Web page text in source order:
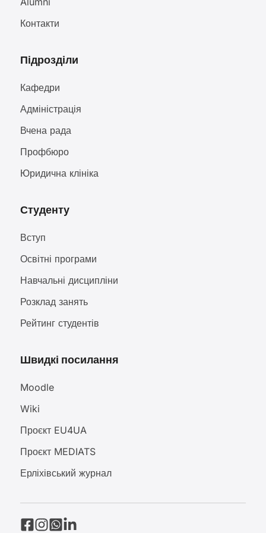
Контакти
Підрозділи
Кафедри
Адміністрація
Вчена рада
Профбюро
Юридична клініка
Студенту
Вступ
Освітні програми
Навчальні дисципліни
Розклад занять
Рейтинг студентів
Швидкі посилання
Moodle
Wiki
Проєкт EU4UA
Проєкт MEDIATS
Ерліхівський журнал